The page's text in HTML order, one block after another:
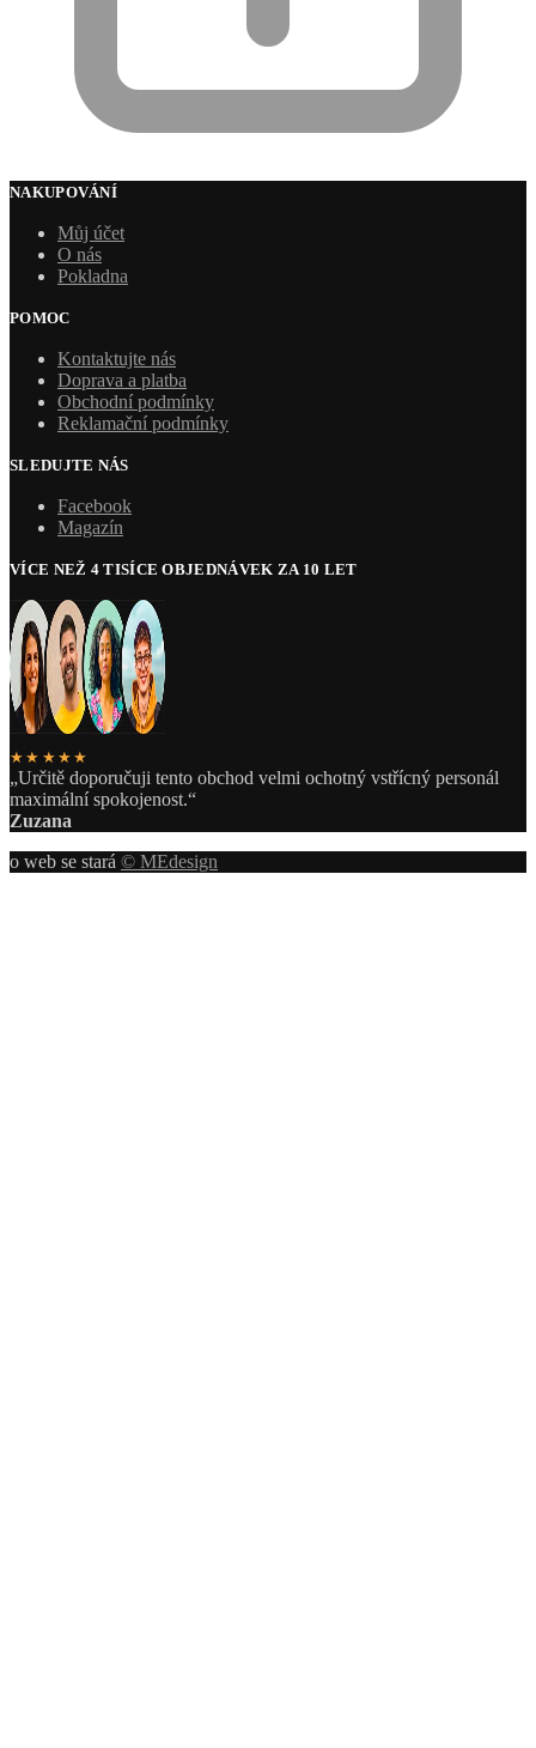
NAKUPOVÁNÍ
Můj účet
O nás
Pokladna
POMOC
Kontaktujte nás
Doprava a platba
Obchodní podmínky
Reklamační podmínky
SLEDUJTE NÁS
Facebook
Magazín
VÍCE NEŽ 4 TISÍCE OBJEDNÁVEK ZA 10 LET
★★★★★
„Určitě doporučuji tento obchod velmi ochotný vstřícný personál
maximální spokojenost.“
Zuzana
o web se stará © MEdesign